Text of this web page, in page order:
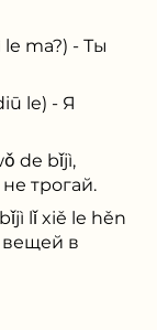
le ma?) - Ты
le) - Я
de bǐjì,
трогай.
bǐjì lǐ xiě le hěn
вещей в